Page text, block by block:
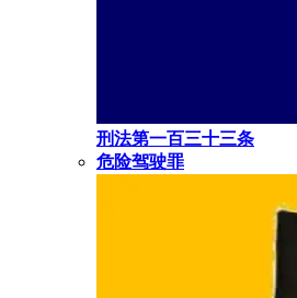
刑法第一百三十三条
危险驾驶罪